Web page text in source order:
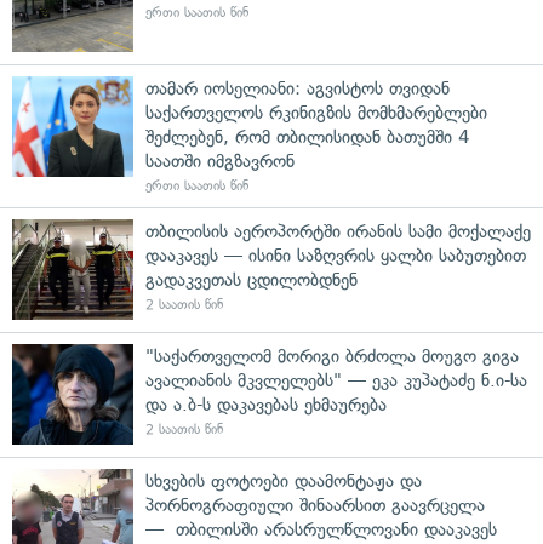
ერთი საათის წინ
თამარ იოსელიანი: აგვისტოს თვიდან
საქართველოს რკინიგზის მომხმარებლები
შეძლებენ, რომ თბილისიდან ბათუმში 4
საათში იმგზავრონ
ერთი საათის წინ
თბილისის აეროპორტში ირანის სამი მოქალაქე
დააკავეს — ისინი საზღვრის ყალბი საბუთებით
გადაკვეთას ცდილობდნენ
2 საათის წინ
"საქართველომ მორიგი ბრძოლა მოუგო გიგა
ავალიანის მკვლელებს" — ეკა კუპატაძე ნ.ი-სა
და ა.ბ-ს დაკავებას ეხმაურება
2 საათის წინ
სხვების ფოტოები დაამონტაჟა და
პორნოგრაფიული შინაარსით გაავრცელა
— თბილისში არასრულწლოვანი დააკავეს